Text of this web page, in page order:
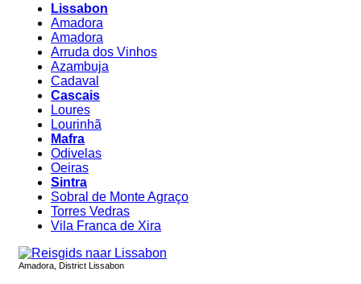
Lissabon
Amadora
Amadora
Arruda dos Vinhos
Azambuja
Cadaval
Cascais
Loures
Lourinhã
Mafra
Odivelas
Oeiras
Sintra
Sobral de Monte Agraço
Torres Vedras
Vila Franca de Xira
Amadora, District Lissabon